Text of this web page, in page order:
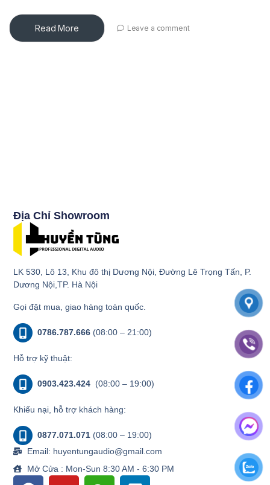
Read More Leave a comment
Địa Chỉ Showroom
LK 530, Lô 13, Khu đô thị Dương Nội, Đường Lê Trọng Tấn, P.
Dương Nội,TP. Hà Nội
Gọi đặt mua, giao hàng toàn quốc.
0786.787.666 (08:00 – 21:00)
Hỗ trợ kỹ thuật:
0903.423.424 (08:00 – 19:00)
Khiếu nại, hỗ trợ khách hàng:
0877.071.071 (08:00 – 19:00)
Email: huyentungaudio@gmail.com
Mở Cửa : Mon-Sun 8:30 AM - 6:30 PM